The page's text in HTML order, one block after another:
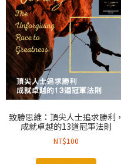
致勝思維：頂尖人士追求勝利，
成就卓越的13道冠軍法則
NT$100